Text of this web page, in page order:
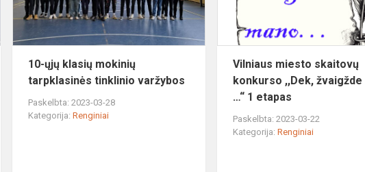
neformaliojo
vaikų...
tinklinio
varžybos
10-ųjų klasių mokinių
tarpklasinės tinklinio varžybos
Paskelbta: 2023-03-28
Kategorija:Renginiai
Vilniaus miesto skaitovų
konkurso ,,Dek, žvaigžde
…“ 1 etapas
Paskelbta: 2023-03-22
Kategorija:Renginiai